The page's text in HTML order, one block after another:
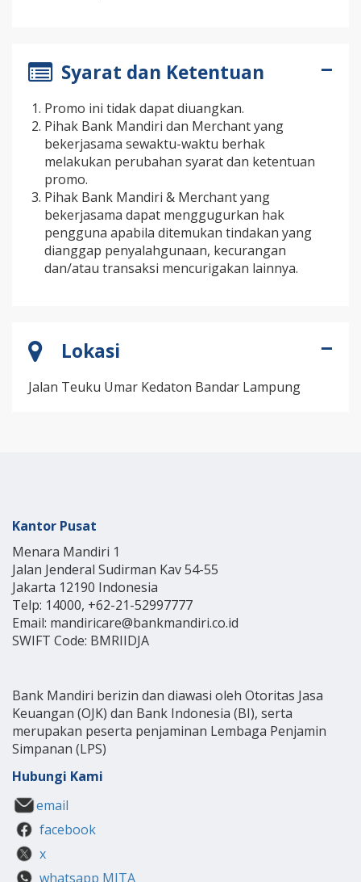
Syarat dan Ketentuan
Promo ini tidak dapat diuangkan.
Pihak Bank Mandiri dan Merchant yang
bekerjasama sewaktu-waktu berhak
melakukan perubahan syarat dan ketentuan
promo.
Pihak Bank Mandiri & Merchant yang
bekerjasama dapat menggugurkan hak
pengguna apabila ditemukan tindakan yang
dianggap penyalahgunaan, kecurangan
dan/atau transaksi mencurigakan lainnya.
Lokasi
Jalan Teuku Umar Kedaton Bandar Lampung
Kantor Pusat
Menara Mandiri 1
Jalan Jenderal Sudirman Kav 54-55
Jakarta 12190 Indonesia
Telp: 14000, +62-21-52997777
Email: mandiricare@bankmandiri.co.id
SWIFT Code: BMRIIDJA
Bank Mandiri berizin dan diawasi oleh Otoritas Jasa
Keuangan (OJK) dan Bank Indonesia (BI), serta
merupakan peserta penjaminan Lembaga Penjamin
Simpanan (LPS)
Hubungi Kami
email
facebook
x
whatsapp MITA